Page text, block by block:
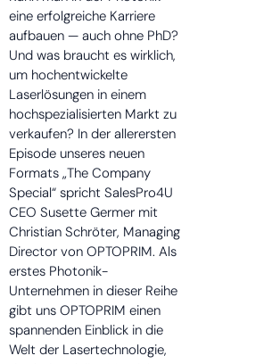
eine erfolgreiche Karriere
aufbauen — auch ohne PhD?
Und was braucht es wirklich,
um hochentwickelte
Laserlösungen in einem
hochspezialisierten Markt zu
verkaufen? In der allerersten
Episode unseres neuen
Formats „The Company
Special“ spricht SalesPro4U
CEO Susette Germer mit
Christian Schröter, Managing
Director von OPTOPRIM. Als
erstes Photonik-
Unternehmen in dieser Reihe
gibt uns OPTOPRIM einen
spannenden Einblick in die
Welt der Lasertechnologie,